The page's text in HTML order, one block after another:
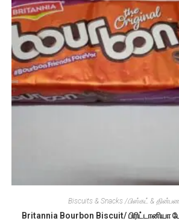
Biscuits & Snacks /பிஸ்கட் &
Britannia Bourbon Biscuit/ பிரிட்டானியா